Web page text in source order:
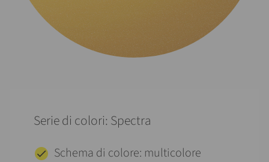
Serie di colori: Spectra
Schema di colore: multicolore